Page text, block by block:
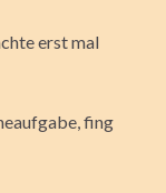
erst mal
fing